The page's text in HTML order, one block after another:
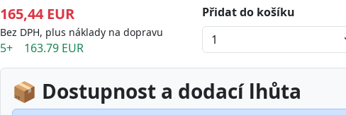
165,44 EUR
Bez DPH, plus náklady na dopravu
5+ 163.79 EUR
Přidat do košíku
📦 Dostupnost a dodací lhůta